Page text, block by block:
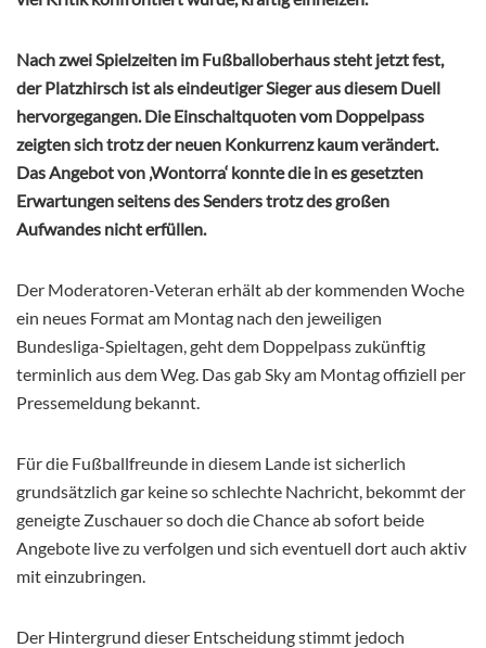
Nach zwei Spielzeiten im Fußballoberhaus steht jetzt fest,
der Platzhirsch ist als eindeutiger Sieger aus diesem Duell
hervorgegangen. Die Einschaltquoten vom Doppelpass
zeigten sich trotz der neuen Konkurrenz kaum verändert.
Das Angebot von ‚Wontorra‘ konnte die in es gesetzten
Erwartungen seitens des Senders trotz des großen
Aufwandes nicht erfüllen.
Der Moderatoren-Veteran erhält ab der kommenden Woche
ein neues Format am Montag nach den jeweiligen
Bundesliga-Spieltagen, geht dem Doppelpass zukünftig
terminlich aus dem Weg. Das gab Sky am Montag offiziell per
Pressemeldung bekannt.
Für die Fußballfreunde in diesem Lande ist sicherlich
grundsätzlich gar keine so schlechte Nachricht, bekommt der
geneigte Zuschauer so doch die Chance ab sofort beide
Angebote live zu verfolgen und sich eventuell dort auch aktiv
mit einzubringen.
Der Hintergrund dieser Entscheidung stimmt jedoch